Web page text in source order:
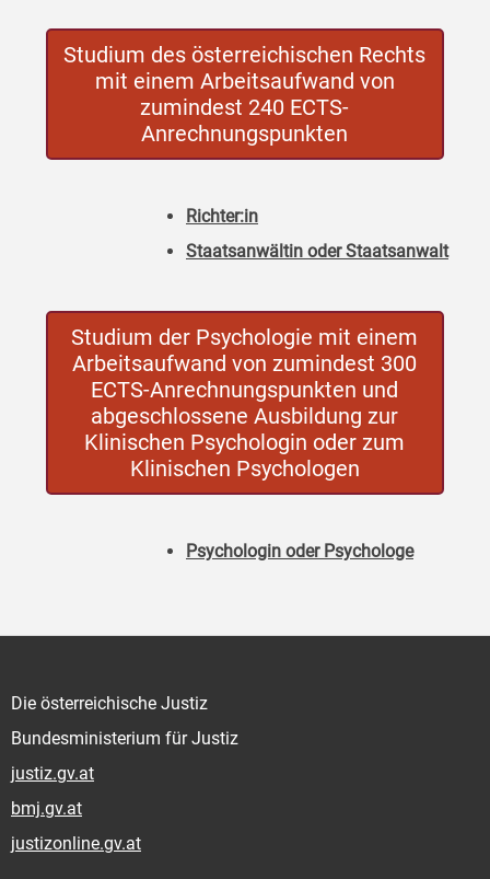
Studium des österreichischen Rechts
mit einem Arbeitsaufwand von
zumindest 240 ECTS-
Anrechnungspunkten
Richter:in
Staatsanwältin oder Staatsanwalt
Studium der Psychologie mit einem
Arbeitsaufwand von zumindest 300
ECTS-Anrechnungspunkten und
abgeschlossene Ausbildung zur
Klinischen Psychologin oder zum
Klinischen Psychologen
Psychologin oder Psychologe
Die österreichische Justiz
Bundesministerium für Justiz
justiz.gv.at
bmj.gv.at
justizonline.gv.at